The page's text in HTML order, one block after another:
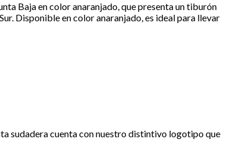
Baja en color anaranjado, que presenta un tiburón
Disponible en color anaranjado, es ideal para llevar
sudadera cuenta con nuestro distintivo logotipo que